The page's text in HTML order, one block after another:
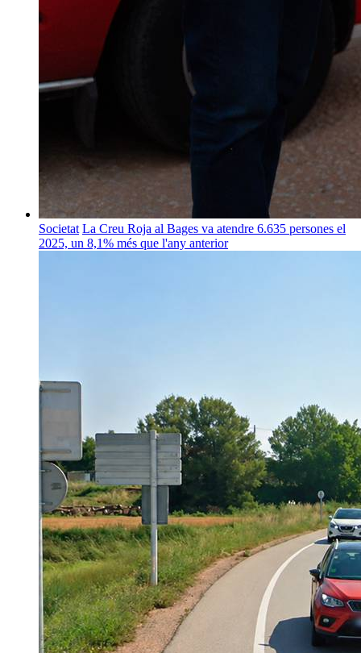
Societat La Creu Roja al Bages va atendre 6.635 persones el
2025, un 8,1% més que l'any anterior